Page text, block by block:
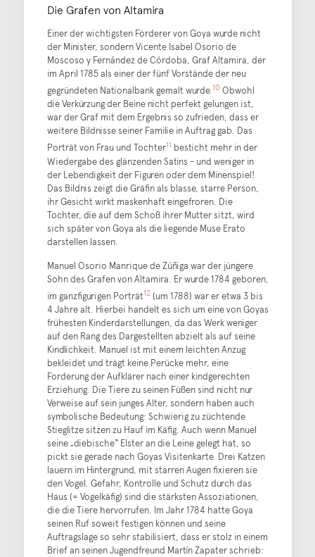
Die Grafen von Altamira
Einer der wichtigsten Förderer von Goya wurde nicht
der Minister, sondern Vicente Isabel Osorio de
Moscoso y Fernández de Córdoba, Graf Altamira, der
im April 1785 als einer der fünf Vorstände der neu
gegründeten Nationalbank gemalt wurde.10 Obwohl
die Verkürzung der Beine nicht perfekt gelungen ist,
war der Graf mit dem Ergebnis so zufrieden, dass er
weitere Bildnisse seiner Familie in Auftrag gab. Das
Porträt von Frau und Tochter11 besticht mehr in der
Wiedergabe des glänzenden Satins - und weniger in
der Lebendigkeit der Figuren oder dem Minenspiel!
Das Bildnis zeigt die Gräfin als blasse, starre Person,
ihr Gesicht wirkt maskenhaft eingefroren. Die
Tochter, die auf dem Schoß ihrer Mutter sitzt, wird
sich später von Goya als die liegende Muse Erato
darstellen lassen.
Manuel Osorio Manrique de Zúñiga war der jüngere
Sohn des Grafen von Altamira. Er wurde 1784 geboren,
im ganzfigurigen Porträt12(um 1788) war er etwa 3 bis
4 Jahre alt. Hierbei handelt es sich um eine von Goyas
frühesten Kinderdarstellungen, da das Werk weniger
auf den Rang des Dargestellten abzielt als auf seine
Kindlichkeit. Manuel ist mit einem leichten Anzug
bekleidet und trägt keine Perücke mehr, eine
Forderung der Aufklärer nach einer kindgerechten
Erziehung. Die Tiere zu seinen Füßen sind nicht nur
Verweise auf sein junges Alter, sondern haben auch
symbolische Bedeutung: Schwierig zu züchtende
Stieglitze sitzen zu Hauf im Käfig. Auch wenn Manuel
seine „diebische“ Elster an die Leine gelegt hat, so
pickt sie gerade nach Goyas Visitenkarte. Drei Katzen
lauern im Hintergrund, mit starren Augen fixieren sie
den Vogel. Gefahr, Kontrolle und Schutz durch das
Haus (= Vogelkäfig) sind die stärksten Assoziationen,
die die Tiere hervorrufen. Im Jahr 1784 hatte Goya
seinen Ruf soweit festigen können und seine
Auftragslage so sehr stabilisiert, dass er stolz in einem
Brief an seinen Jugendfreund Martín Zapater schrieb: